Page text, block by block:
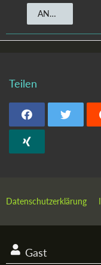
ANMELDEN
Teilen
Datenschutzerklärung
Gast